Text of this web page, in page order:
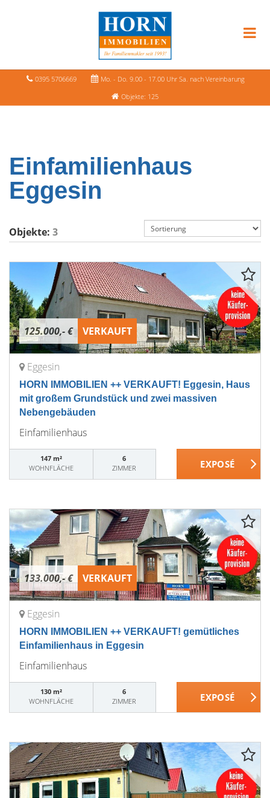
0395 5706669
Mo. - Do. 9.00 - 17.00 Uhr Sa. nach Vereinbarung
Objekte: 125
Einfamilienhaus
Eggesin
Objekte: 3
125.000,- € VERKAUFT
Eggesin
HORN IMMOBILIEN ++ VERKAUFT! Eggesin, Haus
mit großem Grundstück und zwei massiven
Nebengebäuden
Einfamilienhaus
147 m²
WOHNFLÄCHE
6
ZIMMER
133.000,- € VERKAUFT
Eggesin
HORN IMMOBILIEN ++ VERKAUFT! gemütliches
Einfamilienhaus in Eggesin
Einfamilienhaus
130 m²
WOHNFLÄCHE
6
ZIMMER